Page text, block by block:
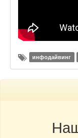
инфодайвинг